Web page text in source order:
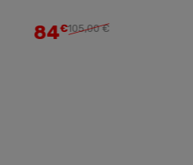
84€ 105,00 €